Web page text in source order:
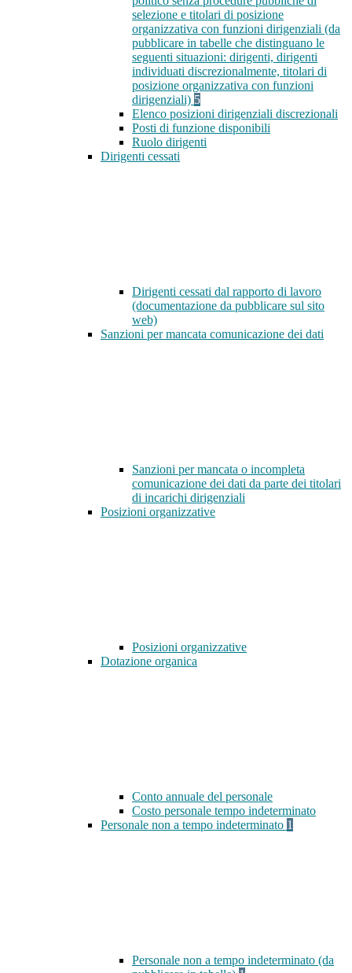
selezione e titolari di posizione
organizzativa con funzioni dirigenziali (da
pubblicare in tabelle che distinguano le
seguenti situazioni: dirigenti, dirigenti
individuati discrezionalmente, titolari di
posizione organizzativa con funzioni
dirigenziali) 5
Elenco posizioni dirigenziali discrezionali
Posti di funzione disponibili
Ruolo dirigenti
Dirigenti cessati
Dirigenti cessati dal rapporto di lavoro
(documentazione da pubblicare sul sito
web)
Sanzioni per mancata comunicazione dei dati
Sanzioni per mancata o incompleta
comunicazione dei dati da parte dei titolari
di incarichi dirigenziali
Posizioni organizzative
Posizioni organizzative
Dotazione organica
Conto annuale del personale
Costo personale tempo indeterminato
Personale non a tempo indeterminato 1
Personale non a tempo indeterminato (da